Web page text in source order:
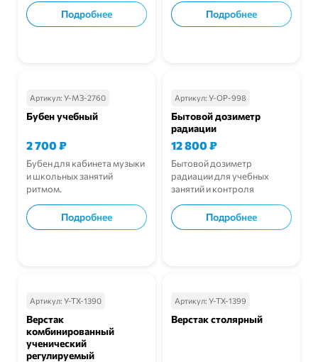
Подробнее Подробнее
Артикул: У-МЗ-2760
Бубен учебный
2 700₽
Бубен для кабинета музыки
и школьных занятий
ритмом.
Подробнее
Артикул: У-ОР-998
Бытовой дозиметр
радиации
12 800₽
Бытовой дозиметр
радиации для учебных
занятий и контроля
Подробнее
Артикул: У-ТХ-1390
Верстак
комбинированный
ученический
регулируемый
Артикул: У-ТХ-1399
Верстак столярный